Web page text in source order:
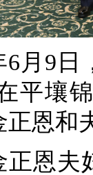
6月9
平壤
恩和
正恩